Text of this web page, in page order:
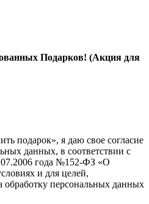
Подарков! (Акция для
подарок», я даю свое согласие
данных, в соответствии с
года №152-ФЗ «О
и для целей,
обработку персональных данных